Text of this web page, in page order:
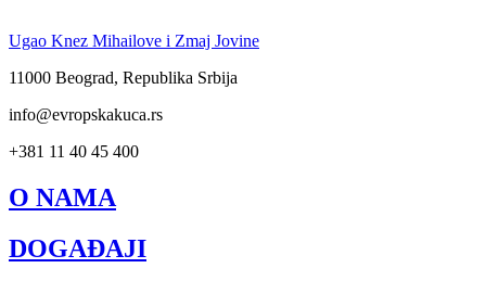
Ugao Knez Mihailove i Zmaj Jovine
11000 Beograd, Republika Srbija
info@evropskakuca.rs
+381 11 40 45 400
O NAMA
DOGAĐAJI